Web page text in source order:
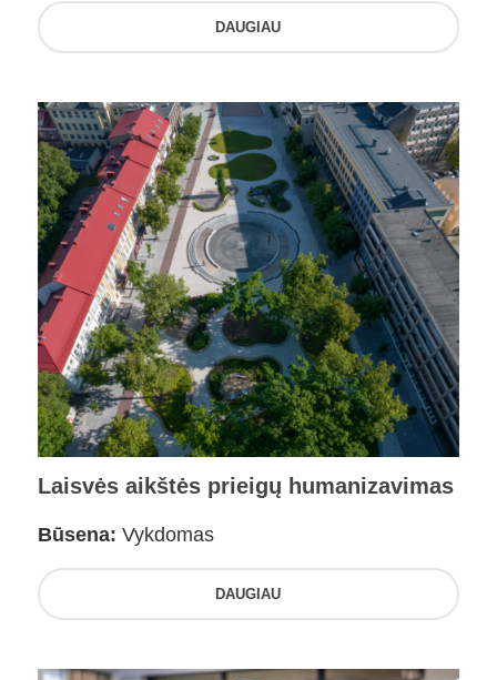
DAUGIAU
Laisvės aikštės prieigų humanizavimas
Būsena: Vykdomas
DAUGIAU